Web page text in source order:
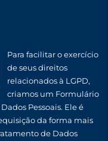
Para facilitar o exercício
de seus direitos
relacionados à LGPD,
criamos um Formulário
Pessoais. Ele é
da forma mais
de Dados